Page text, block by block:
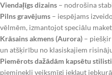
Viendaļīgs dizains – nodrošina
Pilns gravējums – iespējams
vēlmēm, izmantojot speciālu
Krāsains akmens (Aurora) –
un atšķirību no klasiskajiem
Piemērots dažādām kapsētu
pieminekli veiksmīgi iekļaut